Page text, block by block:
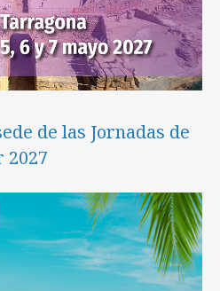
de las Jornadas de